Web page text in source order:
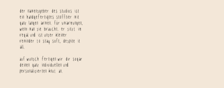
der namensgeber des studios ist
ein handgefertigtes stofftier mit
ganz langen armen. für umarmungen,
wenn man sie braucht. er sitzt im
regal und ist unser kleiner
reminder to stay soft, despite it
all.
auf wunsch fertigen wir dir sogar
deinen ganz individuellen und
personalisierten knut an.